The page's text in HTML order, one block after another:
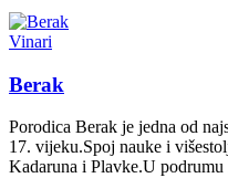
Vinari
Berak
Porodica Berak je jedna od
17. vijeku.Spoj nauke i
Kadaruna i Plavke.U